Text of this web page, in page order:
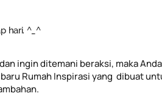
hari. ^_^
ingin ditemani beraksi, maka
Rumah Inspirasi yang dibuat